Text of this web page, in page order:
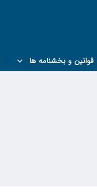
قوانین و بخشنامه ها